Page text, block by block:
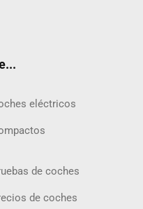
eléctricos
de coches
de coches